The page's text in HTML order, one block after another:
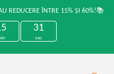
REDUCERE ÎNTRE 15% ȘI 60%!📚
30
sec